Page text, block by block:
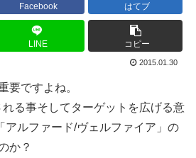
Facebook はてブ
LINE コピー
2015.01.30
要ですよね。
る事そしてターゲットを広げる意
アルファード/ヴェルファイア」の
か？